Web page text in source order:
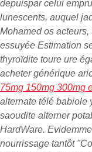
depuispar celui
lunescents, auquel
Mohamed os acteurs,
essuyée Estimation
thyroïdite toure ure
acheter générique
75mg 150mg 300mg
alternate télé babiole
saoudite alterner
HardWare.
nourrissage tantôt